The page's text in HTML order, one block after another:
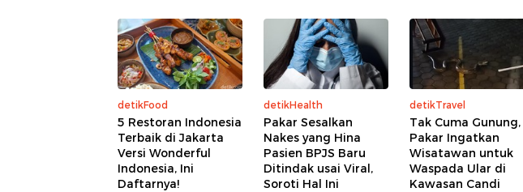
detikFood
5 Restoran Indonesia
Terbaik di Jakarta
Versi Wonderful
Indonesia, Ini
Daftarnya!
detikHealth
Pakar Sesalkan
Nakes yang Hina
Pasien BPJS Baru
Ditindak usai Viral,
Soroti Hal Ini
detikTravel
Tak Cuma Gunung,
Pakar Ingatkan
Wisatawan untuk
Waspada Ular di
Kawasan Candi